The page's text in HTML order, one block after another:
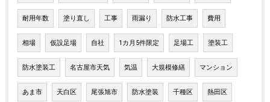
耐用年数 塗り直し 工事 雨漏り 防水工事 費用
相場 仮設足場 自社 1カ月5件限定 足場工 塗装工
防水塗装工 名古屋市天気 気温 大規模修繕 マンション
あま市 天白区 尾張旭市 防水塗装 千種区 熱田区